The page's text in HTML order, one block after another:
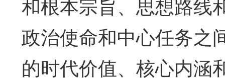
政治使命和中心任务之
的时代价值、核心内涵